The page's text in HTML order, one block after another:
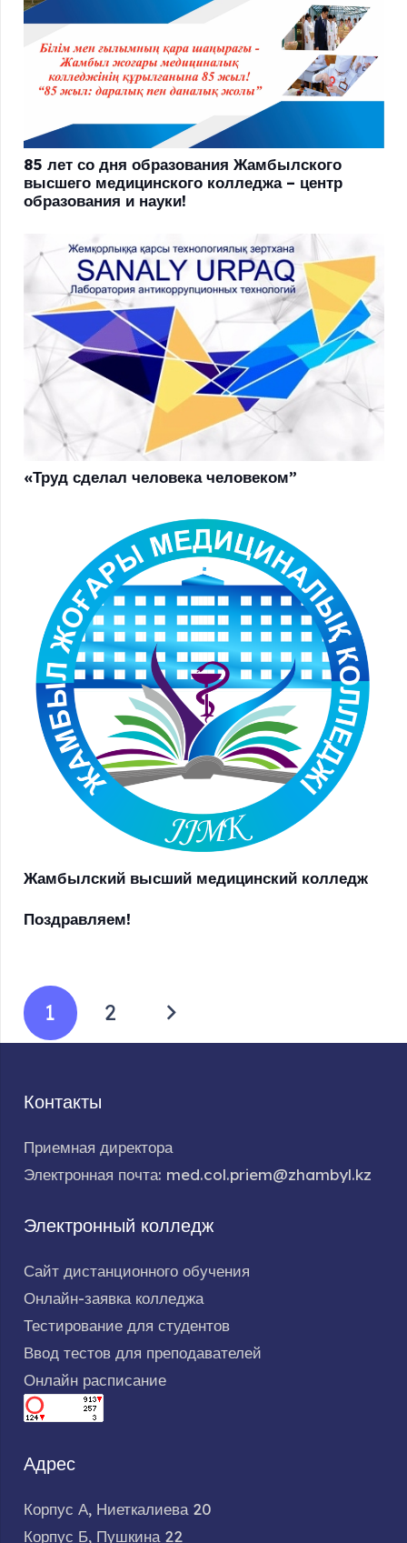
85 лет со дня образования Жамбылского
высшего медицинского колледжа – центр
образования и науки!
«Труд сделал человека человеком”
Жамбылский высший медицинский колледж
Поздравляем!
1 2
Контакты
Приемная директора
Электронная почта: med.col.priem@zhambyl.kz
Электронный колледж
Сайт дистанционного обучения
Онлайн-заявка колледжа
Тестирование для студентов
Ввод тестов для преподавателей
Онлайн расписание
Адрес
Корпус А, Ниеткалиева 20
Корпус Б, Пушкина 22